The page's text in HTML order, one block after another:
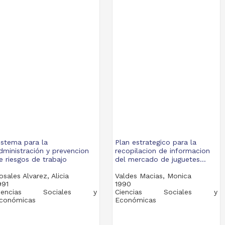
para la
y prevencion
riesgos de trabajo
Alvarez, Alicia
Sociales y
Plan estrategico para la
recopilacion de informacion
del mercado de juguetes...
Valdes Macias, Monica
1990
Ciencias Sociales y
Económicas